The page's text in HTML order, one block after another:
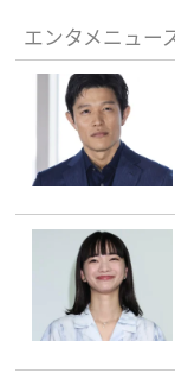
エンタメニュー